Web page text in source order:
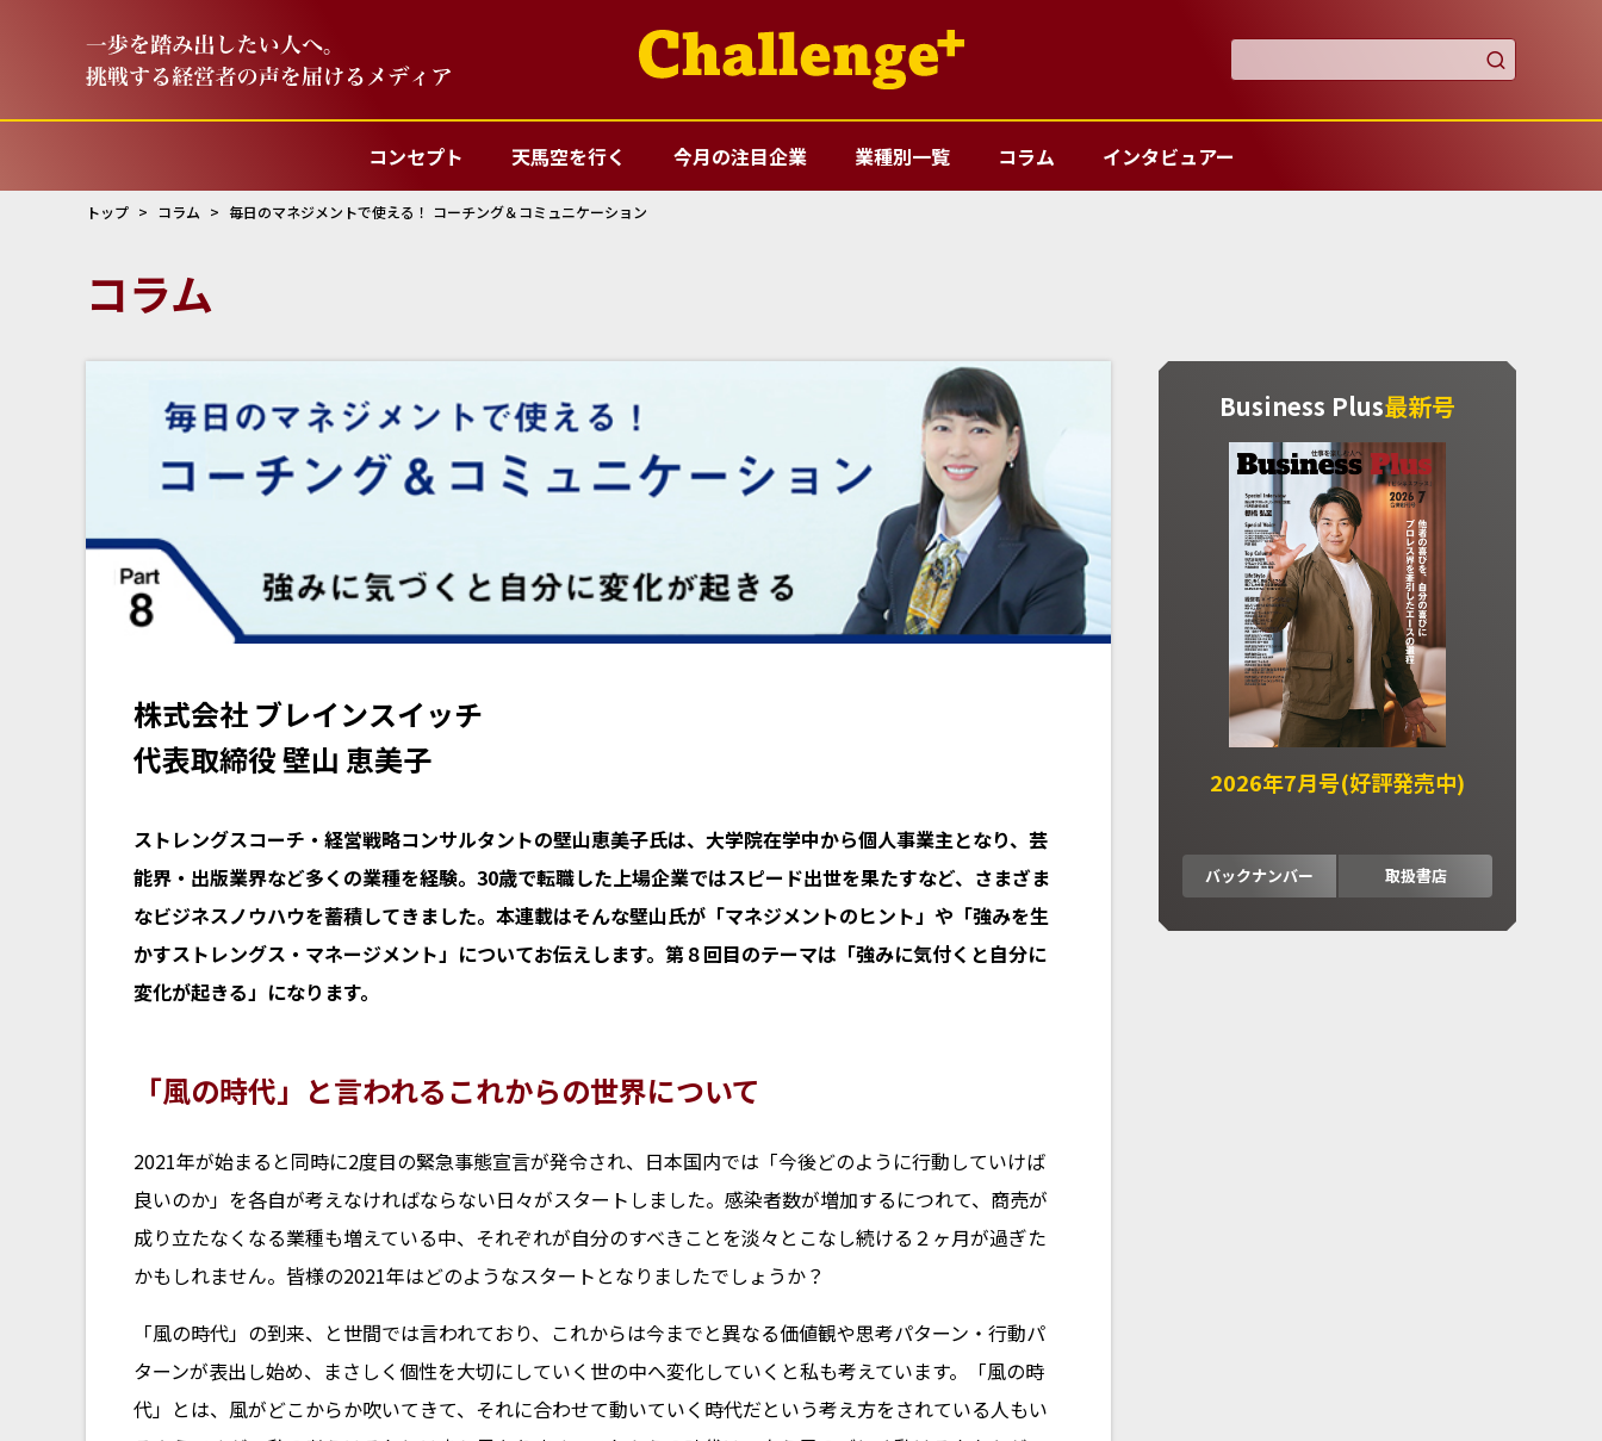

コンセプト 天馬空を行く 今月の注目企業 業種別一覧 コラム インタビュアー
トップ コラム 毎日のマネジメントで使える！ コーチング＆コミュニケーション
コラム
株式会社 ブレインスイッチ
代表取締役 壁山 恵美子
ストレングスコーチ・経営戦略コンサルタントの壁山恵美子氏は、大学院在学中から個人事業主となり、芸
能界・出版業界など多くの業種を経験。30歳で転職した上場企業ではスピード出世を果たすなど、さまざま
なビジネスノウハウを蓄積してきました。本連載はそんな壁山氏が「マネジメントのヒント」や「強みを生
かすストレングス・マネージメント」についてお伝えします。第８回目のテーマは「強みに気付くと自分に
変化が起きる」になります。
「風の時代」と言われるこれからの世界について
2021年が始まると同時に2度目の緊急事態宣言が発令され、日本国内では「今後どのように行動していけば
良いのか」を各自が考えなければならない日々がスタートしました。感染者数が増加するにつれて、商売が
成り立たなくなる業種も増えている中、それぞれが自分のすべきことを淡々とこなし続ける２ヶ月が過ぎた
かもしれません。皆様の2021年はどのようなスタートとなりましたでしょうか？
「風の時代」の到来、と世間では言われており、これからは今までと異なる価値観や思考パターン・行動パ
ターンが表出し始め、まさしく個性を大切にしていく世の中へ変化していくと私も考えています。「風の時
代」とは、風がどこからか吹いてきて、それに合わせて動いていく時代だという考え方をされている人もい
Business Plus最新号
2026年7月号(好評発売中)
バックナンバー 取扱書店